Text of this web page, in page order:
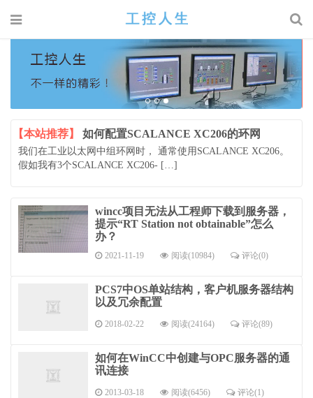
【本站推荐】 如何配置SCALANCE XC206的环网
我们在工业以太网中组环网时， 通常使用SCALANCE XC206。
假如我有3个SCALANCE XC206- […]
wincc项目无法从工程师下载到服务器，
提示“RT Station not obtainable”怎么
办？
2021-11-19 阅读(10984) 评论(0)
PCS7中OS单站结构，客户机服务器结构
以及冗余配置
2018-02-22 阅读(24164) 评论(89)
如何在WinCC中创建与OPC服务器的通
讯连接
2013-03-18 阅读(6456) 评论(1)